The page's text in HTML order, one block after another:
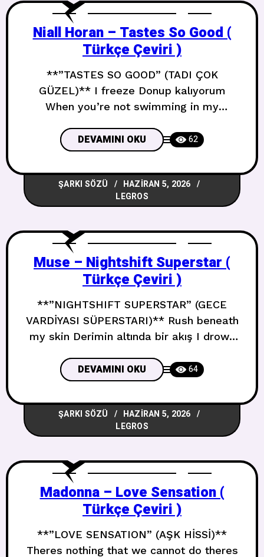
Niall Horan – Tastes So Good (
Türkçe Çeviri )
**”TASTES SO GOOD” (TADI ÇOK
GÜZEL)** I freeze Donup kalıyorum
When you’re not swimming in my
yüzmüyorken Not in my pocket with my
car keys Cebimde anahtarlarımla birlikte
değilken Got me exactly where you want
me Beni tam istediğin yerde tutuyorsun
Exactly where you want me Tam
DEVAMINI OKU 62
ŞARKI SÖZÜ
HAZIRAN 5, 2026
LEGROS
Muse – Nightshift Superstar (
Türkçe Çeviri )
**”NIGHTSHIFT SUPERSTAR” (GECE
VARDİYASI SÜPERSTARI)** Rush beneath
my skin Derimin altında bir akış I drown
you shine Gümüş ter parlıyorsun Infuse
with mine Benimkine karış Sell my soul
tonight Ruhumu sat bu gece Your heat
feels divine Sıcaklığın ilahi hissettiriyor
Kiss that kills the pain Acıyı öldüren
DEVAMINI OKU 64
ŞARKI SÖZÜ
HAZIRAN 5, 2026
LEGROS
Madonna – Love Sensation (
Türkçe Çeviri )
**”LOVE SENSATION” (AŞK HİSSİ)**
Theres nothing that we cannot do theres